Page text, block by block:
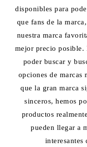
disponibles para
que fans de la
nuestra marca
mejor precio posible.
poder buscar y
opciones de marcas
que la gran marca
sinceros, hemos
productos
pueden llegar a
interesantes